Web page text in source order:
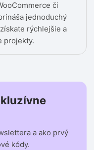
či
jednoduchý
rýchlejšie a
projekty.
a ako prvý
kódy.